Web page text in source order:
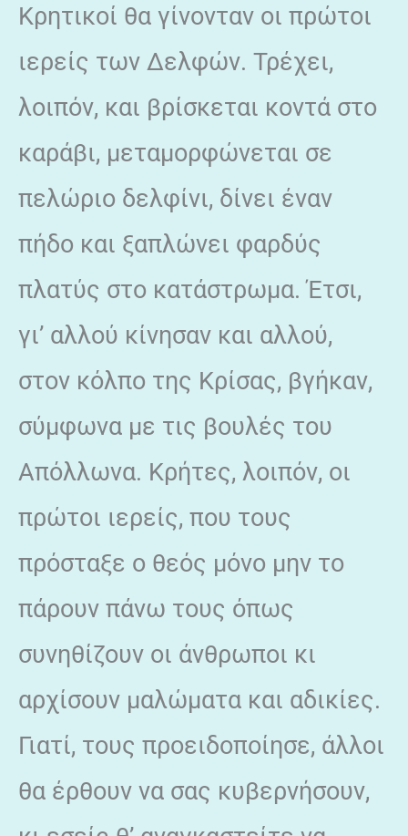
Κρητικοί θα γίνονταν οι πρώτοι
ιερείς των Δελφών. Τρέχει,
λοιπόν, και βρίσκεται κοντά στο
καράβι, μεταμορφώνεται σε
πελώριο δελφίνι, δίνει έναν
πήδο και ξαπλώνει φαρδύς
πλατύς στο κατάστρωμα. Έτσι,
γι’ αλλού κίνησαν και αλλού,
στον κόλπο της Κρίσας, βγήκαν,
σύμφωνα με τις βουλές του
Απόλλωνα. Κρήτες, λοιπόν, οι
πρώτοι ιερείς, που τους
πρόσταξε ο θεός μόνο μην το
πάρουν πάνω τους όπως
συνηθίζουν οι άνθρωποι κι
αρχίσουν μαλώματα και αδικίες.
Γιατί, τους προειδοποίησε, άλλοι
θα έρθουν να σας κυβερνήσουν,